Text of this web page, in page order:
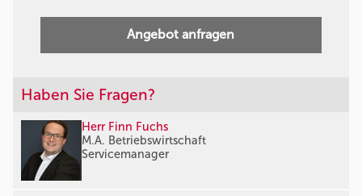
Angebot anfragen
Haben Sie Fragen?
Herr Finn Fuchs
M.A. Betriebswirtschaft
Servicemanager